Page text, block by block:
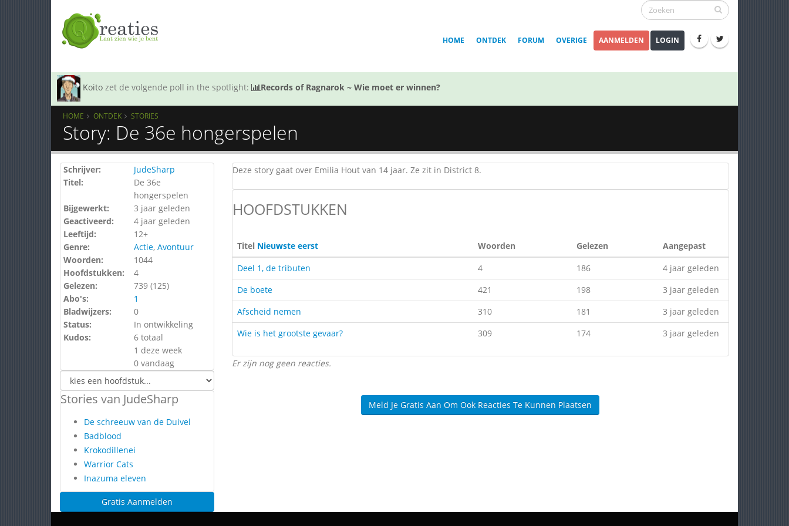
HOME ONTDEK FORUM OVERIGE AANMELDEN LOGIN
Koito zet de volgende poll in the spotlight: Records of Ragnarok ~ Wie moet er winnen?
HOME ONTDEK STORIES
Story: De 36e hongerspelen
Schrijver:
JudeSharp
Titel:
De 36e
hongerspelen
Bijgewerkt:
3 jaar geleden
Geactiveerd:
4 jaar geleden
Leeftijd:
12+
Genre:
Actie, Avontuur
Woorden:
1044
Hoofdstukken:
4
Gelezen:
739 (125)
Abo's:
1
Bladwijzers:
0
Status:
In ontwikkeling
Kudos:
6 totaal
1 deze week
0 vandaag
Stories van JudeSharp
De schreeuw van de Duivel
Badblood
Krokodillenei
Warrior Cats
Inazuma eleven
Gratis Aanmelden
Deze story gaat over Emilia Hout van 14 jaar. Ze zit in District 8.
HOOFDSTUKKEN
Titel Nieuwste eerst Woorden Gelezen
Aangepast
Deel 1, de tributen
4 186
4 jaar geleden
De boete
421 198
3 jaar geleden
Afscheid nemen
310 181
3 jaar geleden
Wie is het grootste gevaar?
309 174 3 jaar geleden
Er zijn nog geen reacties.
Meld Je Gratis Aan Om Ook Reacties Te Kunnen Plaatsen